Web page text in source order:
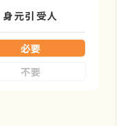
身元引受人
必要
不要